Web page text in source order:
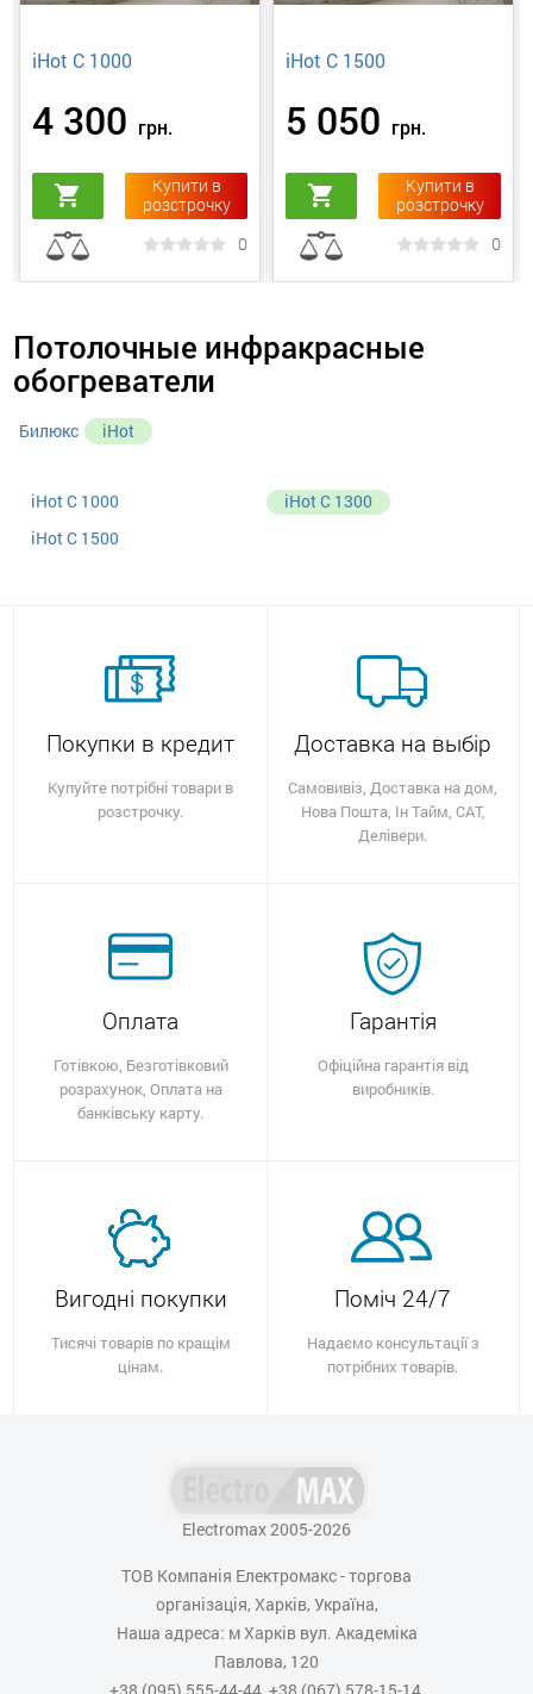
iHot C 1000
4 300 грн.
shopping_cart
Купити в
розстрочку
0
iHot C 1500
5 050 грн.
shopping_cart
Купити в
розстрочку
0
Потолочные инфракрасные
обогреватели
Билюкс iHot
iHot C 1000
iHot C 1300
iHot C 1500
Покупки в кредит
Купуйте потрібні товари в
розстрочку.
Доставка на выбір
Самовивіз, Доставка на дом,
Нова Пошта, Ін Тайм, САТ,
Делівери.
Оплата
Готівкою, Безготівковий
розрахунок, Оплата на
банківську карту.
Гарантія
Офіційна гарантія від
виробників.
Вигодні покупки
Тисячі товарів по кращім
цінам.
Поміч 24/7
Надаємо консультації з
потрібних товарів.
Electromax 2005-2026
ТОВ Компанія Електромакс - торгова
організація, Харків, Україна,
Наша адреса: м Харків вул. Академіка
Павлова, 120